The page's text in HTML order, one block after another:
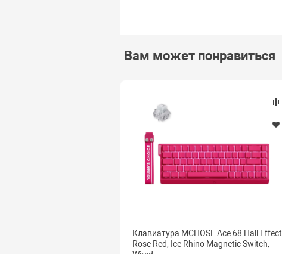
Вам может понравиться
Клавиатура MCHOSE Ace 68 Hall Effect
Rose Red, Ice Rhino Magnetic Switch,